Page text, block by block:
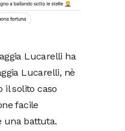
Lucarelli ha
Lucarelli, nè
il solito caso
facile
una battuta.